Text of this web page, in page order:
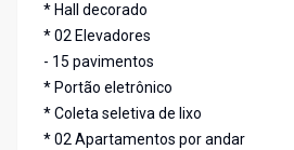
* Hall decorado
* 02 Elevadores
- 15 pavimentos
* Portão eletrônico
* Coleta seletiva de lixo
* 02 Apartamentos por andar